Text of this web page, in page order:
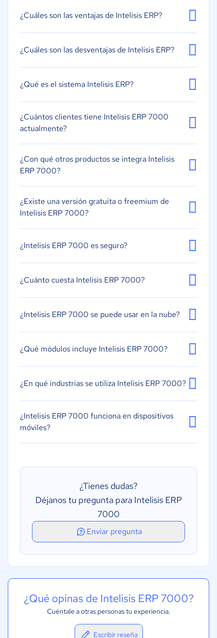
Gestión de inventarios
¿Cuáles son las ventajas de Intelisis ERP?
¿Cuáles son las desventajas de Intelisis ERP?
¿Qué es el sistema Intelisis ERP?
¿Cuántos clientes tiene Intelisis ERP 7000
actualmente?
¿Con qué otros productos se integra Intelisis
ERP 7000?
¿Existe una versión gratuita o freemium de
Intelisis ERP 7000?
¿Intelisis ERP 7000 es seguro?
¿Cuánto cuesta Intelisis ERP 7000?
¿Intelisis ERP 7000 se puede usar en la nube?
¿Qué módulos incluye Intelisis ERP 7000?
¿En qué industrias se utiliza Intelisis ERP 7000?
¿Intelisis ERP 7000 funciona en dispositivos
móviles?
¿Tienes dudas?
Déjanos tu pregunta para Intelisis ERP
7000
Enviar pregunta
¿Qué opinas de Intelisis ERP 7000?
Cuéntale a otras personas tu experiencia.
Escribir reseña